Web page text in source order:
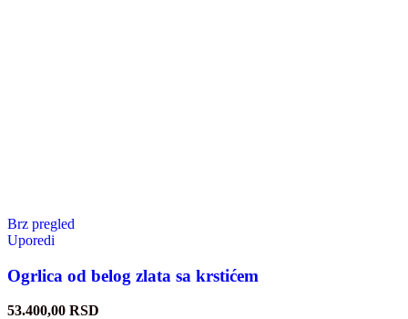
Brz pregled
Uporedi
Ogrlica od belog zlata sa krstićem
53.400,00 RSD